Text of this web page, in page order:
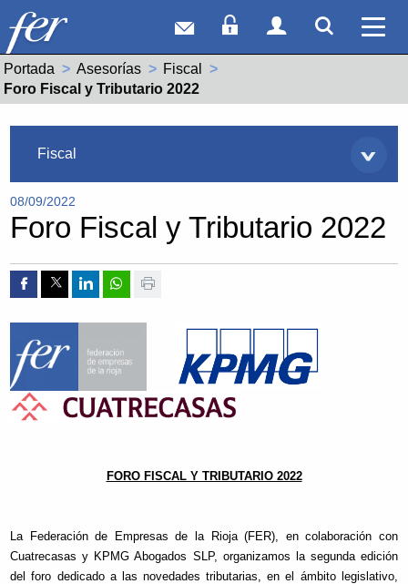
Correo webAcceso Socios
Acceso
Portada Asesorías
Fiscal
Actual:
Foro Fiscal y Tributario 2022
Fiscal
08/09/2022
Foro Fiscal y Tributario 2022
Compartir por Facebook
Compartir por Twitter
Compartir por Linkedin
Compartir por whatsapp
Imprimir
FORO FISCAL Y TRIBUTARIO 2022
La Federación de Empresas de la Rioja (FER), en colaboración con
Cuatrecasas y KPMG Abogados SLP, organizamos la segunda edición
del foro dedicado a las novedades tributarias, en el ámbito legislativo,